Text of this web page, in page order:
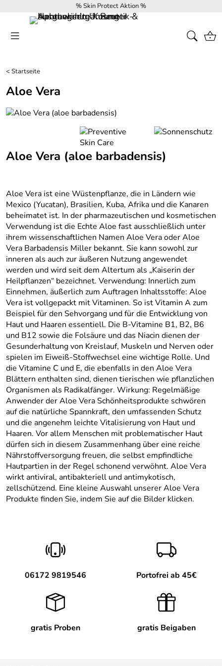
% Skin Protect Aktion %
<Startseite
Aloe Vera
Aloe Vera (aloe barbadensis)
Aloe Vera ist eine Wüstenpflanze, die in Ländern wie
Mexico (Yucatan), Brasilien, Kuba, Afrika und die Kanaren
beheimatet ist. In der pharmazeutischen und kosmetischen
Verwendung ist die Echte Aloe fast ausschließlich unter
ihrem wissenschaftlichen Namen Aloe Vera oder Aloe
Vera Barbadensis Miller bekannt. Sie kann sowohl zur
inneren als auch zur äußeren Nutzung angewendet
werden und wird seit dem Altertum als „Kaiserin der
Heilpflanzen“ bezeichnet. Verwendung: Innerlich zum
Einnehmen, äußerlich zum Auftragen Inhaltsstoffe: Aloe
Vera ist vollgepackt mit Vitaminen. So ist Vitamin A zum
Beispiel für den Sehvorgang und für die Entwicklung von
Haut und Haaren essentiell. Die B-Vitamine B1, B2, B6
und B12 sowie die Folsäure und das Niacin dienen der
Gesunderhaltung von Kreislauf, Muskeln und Nerven oder
spielen im Eiweiß-Stoffwechsel eine wichtige Rolle. Und
die Vitamine C und E, die ebenfalls in den Aloe Vera
Blättern enthalten sind, dienen tierischen wie pflanzlichen
Organismen als Radikalfänger. Wirkung: Regelmäßige
Anwender der Aloe Vera Schönheitsprodukte schwören
auf die natürliche Spannkraft, den umfassenden Schutz
und die angenehm leichte Vitalisierung von Haut und
Haaren. Vor allem Menschen mit problematischer Haut
dürfen sich in diesem Zusammenhang über eine reiche
Nährstoffversorgung freuen, die selbst empfindliche
Hautpartien in der Regel schonend verwöhnt. Aloe Vera
wirkt antiviral, antibakteriell und antimykotisch,
zellschützend. Eine kleine Auswahl unserer Aloe Vera
Produkte finden Sie, indem Sie auf die Bilder klicken.
06172 9819546 Portofrei ab 45€
gratis Proben gratis Beigaben